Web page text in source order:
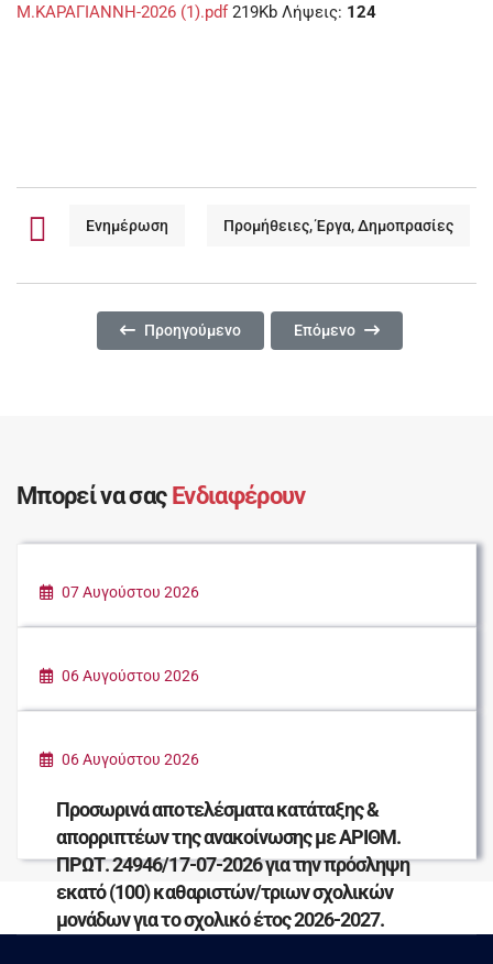
Μ.ΚΑΡΑΓΙΑΝΝΗ-2026 (1).pdf 219Kb Λήψεις: 124
Ενημέρωση Προμήθειες, Έργα, Δημοπρασίες
Προηγούμενο Άρθρο: Διακήρυξη Δημοπρασίας Για
Προηγούμενο Επόμενο Άρθρο:
Επόμενο
Μπορεί να σας Ενδιαφέρουν
07 Αυγούστου 2026
06 Αυγούστου 2026
ΤΟΥΣ ΠΛΗΓΕΝΤΕΣ ΣΥΝΑΝΘΡΩΠΟΥΣ ΜΑΣ
06 Αυγούστου 2026
Προσωρινά αποτελέσματα κατάταξης &
απορριπτέων της ανακοίνωσης με ΑΡΙΘΜ.
ΠΡΩΤ. 24946/17-07-2026 για την πρόσληψη
εκατό (100) καθαριστών/τριων σχολικών
μονάδων για το σχολικό έτος 2026-2027.